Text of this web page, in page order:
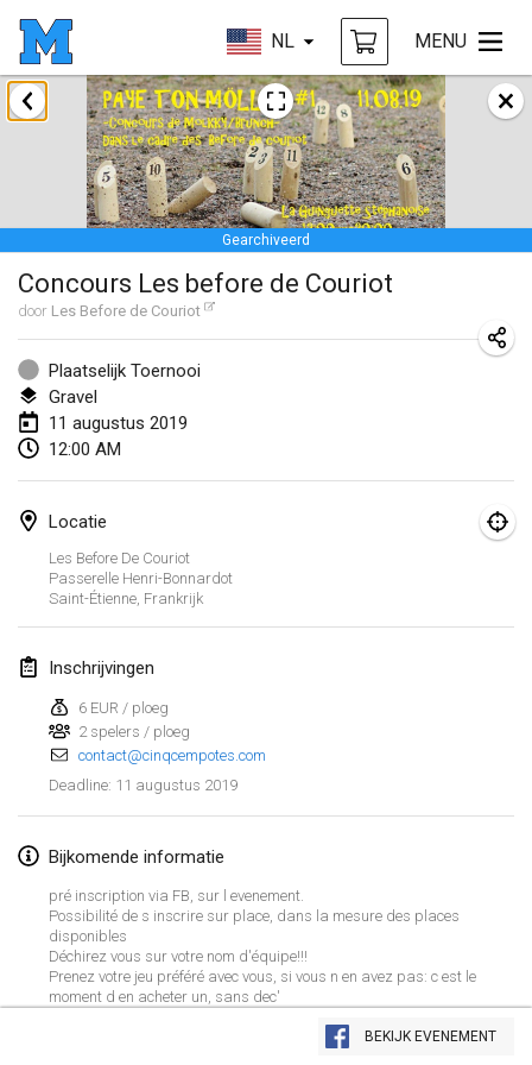
NL MENU
Weergave lijst
Gearchiveerd
Concours Les before de Couriot
door Les Before de Couriot
Plaatselijk Toernooi
Gravel
11 augustus 2019
12:00 AM
Locatie
Les Before De Couriot
Passerelle Henri-Bonnardot
Saint-Étienne, Frankrijk
Inschrijvingen
6 EUR / ploeg
2 spelers / ploeg
contact@cinqcempotes.com
Deadline: 11 augustus 2019
Bijkomende informatie
pré inscription via FB, sur l evenement.
Possibilité de s inscrire sur place, dans la mesure des places
disponibles
Déchirez vous sur votre nom d'équipe!!!
Prenez votre jeu préféré avec vous, si vous n en avez pas: c est le
moment d en acheter un, sans dec'
BEKIJK EVENEMENT
januari 2019
New Year's Throw Mölkky
1 jan. 2019|Tsjechië
Tournoi Mixte ASPTTOM
20 jan. 2019|Frankrijk
Tournoi d'Hiver
26 jan. 2019|Frankrijk
Liekki Cup
26 jan. 2019
26 jan. 2019
februari 2019
2 feb. 2019
Lumi Mölkky
9 feb. 2019|Finland
9 feb. 2019|Frankrijk
OTH
16 feb. 2019
Indoor des Bouchons